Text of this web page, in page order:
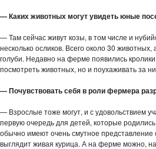
— Каких животных могут увидеть юные
— Там сейчас живут козы, в том числе и
несколько осликов. Всего около 30
голуби. Недавно на ферме появились
посмотреть животных, но и поухаживать за
— Почувствовать себя в роли фермера
— Взрослые тоже могут, и с удовольствием
первую очередь для детей, которые
обычно имеют очень смутное представление
выглядит живая курица. А на ферме можно,